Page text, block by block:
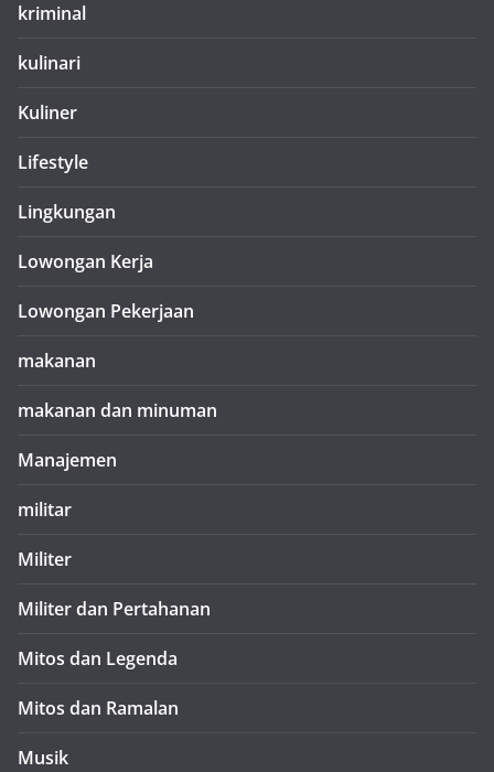
kriminal
kulinari
Kuliner
Lifestyle
Lingkungan
Lowongan Kerja
Lowongan Pekerjaan
makanan
makanan dan minuman
Manajemen
militar
Militer
Militer dan Pertahanan
Mitos dan Legenda
Mitos dan Ramalan
Musik